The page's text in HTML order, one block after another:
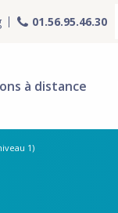
01.56.95.46.30
à distance
1)